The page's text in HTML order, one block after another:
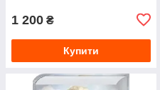
1 200 ₴
Купити